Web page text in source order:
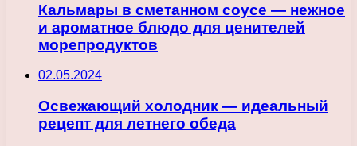
Кальмары в сметанном соусе — нежное
и ароматное блюдо для ценителей
морепродуктов
02.05.2024
Освежающий холодник — идеальный
рецепт для летнего обеда